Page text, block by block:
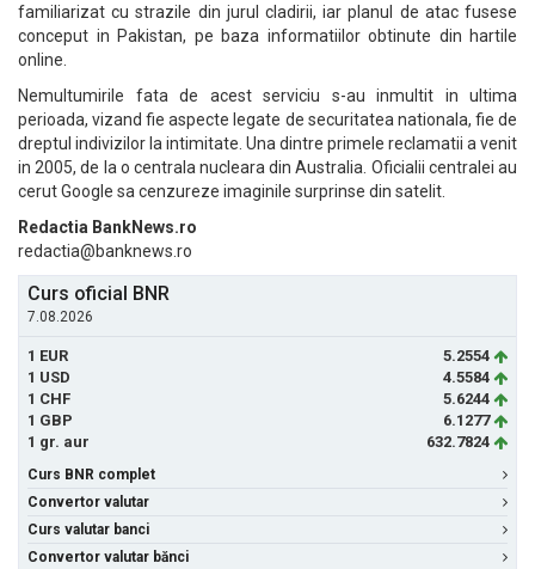
familiarizat cu strazile din jurul cladirii, iar planul de atac fusese
conceput in Pakistan, pe baza informatiilor obtinute din hartile
online.
Nemultumirile fata de acest serviciu s-au inmultit in ultima
perioada, vizand fie aspecte legate de securitatea nationala, fie de
dreptul indivizilor la intimitate. Una dintre primele reclamatii a venit
in 2005, de la o centrala nucleara din Australia. Oficialii centralei au
cerut Google sa cenzureze imaginile surprinse din satelit.
Redactia BankNews.ro
redactia@banknews.ro
Curs oficial BNR
7.08.2026
1 EUR
5.2554
1 USD
4.5584
1 CHF
5.6244
1 GBP
6.1277
1 gr. aur
632.7824
Curs BNR complet
Convertor valutar
Curs valutar banci
Convertor valutar bănci